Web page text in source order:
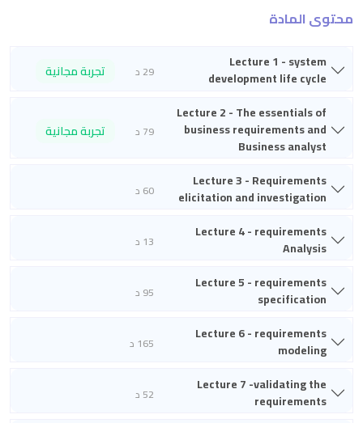
محتوى المادة
Lecture 1 - system
development life cycle
29 د
تجربة مجانية
Lecture 2 - The essentials of
business requirements and
Business analyst
79 د تجربة مجانية
Lecture 3 - Requirements
elicitation and investigation
60 د
Lecture 4 - requirements
Analysis
13 د
Lecture 5 - requirements
specification
95 د
Lecture 6 - requirements
modeling
165 د
Lecture 7 -validating the
requirements
52 د